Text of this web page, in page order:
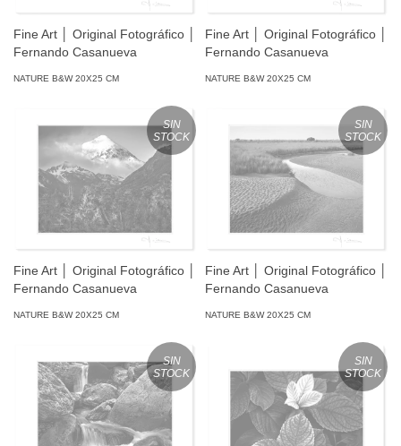
Fine Art │ Original Fotográfico │
Fernando Casanueva
NATURE B&W 20X25 CM
Fine Art │ Original Fotográfico │
Fernando Casanueva
NATURE B&W 20X25 CM
SIN
STOCK
Fine Art │ Original Fotográfico │
Fernando Casanueva
NATURE B&W 20X25 CM
SIN
STOCK
Fine Art │ Original Fotográfico │
Fernando Casanueva
NATURE B&W 20X25 CM
SIN
STOCK
SIN
STOCK